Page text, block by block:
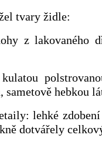
tvary židle:
z lakovaného
sametově hebkou
lehké
dotvářely